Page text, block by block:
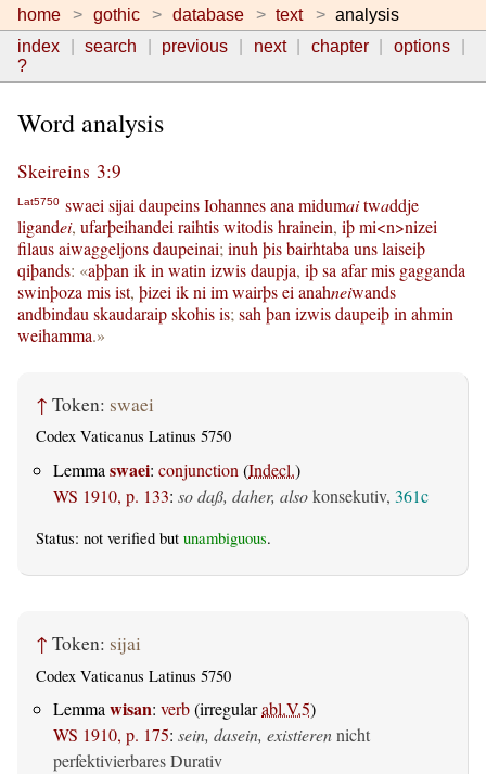
home gothic database text
analysis
index
search previous next chapter
options
?
Word analysis
Skeireins 3:9
Lat5750 swaei sijai daupeinsIohannesana midumaitwaddje
ligandei, ufarþeihandei raihtiswitodishrainein, iþmi<n>nizei
filausaiwaggeljonsdaupeinai; inuh þisbairhtaba unslaiseiþ
qiþands: «aþþan ikin watin izwisdaupja, iþsa afarmis gagganda
swinþoza misist, þizei ikni imwairþsei anahneiwands
andbindau skaudaraipskohisis; sah þan izwisdaupeiþin ahmin
weihamma.»
↑ Token: swaei
Codex Vaticanus Latinus 5750
Lemma swaei: conjunction (Indecl.)
WS 1910, p. 133: so daß, daher, alsokonsekutiv, 361c
Status: not verified but unambiguous.
↑ Token: sijai
Codex Vaticanus Latinus 5750
Lemma wisan: verb(irregularabl.V.5)
WS 1910, p. 175: sein, dasein, existierennicht
perfektivierbares Durativ